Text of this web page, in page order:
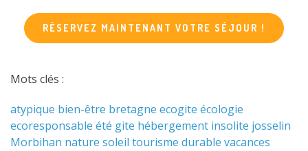
RÉSERVEZ MAINTENANT VOTRE SÉJOUR !
Mots clés :
atypique bien-être bretagne ecogite écologie
ecoresponsable été gite hébergement insolite josselin
Morbihan nature soleil tourisme durable vacances